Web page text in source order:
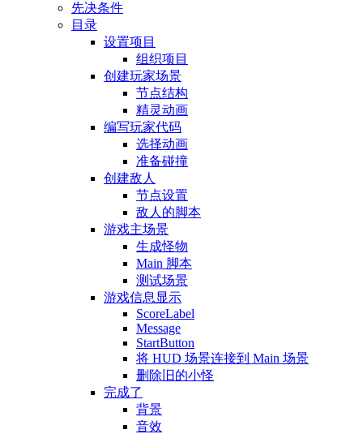
先决条件
目录
设置项目
组织项目
创建玩家场景
节点结构
精灵动画
编写玩家代码
选择动画
准备碰撞
创建敌人
节点设置
敌人的脚本
游戏主场景
生成怪物
Main 脚本
测试场景
游戏信息显示
ScoreLabel
Message
StartButton
将 HUD 场景连接到 Main 场景
删除旧的小怪
完成了
背景
音效